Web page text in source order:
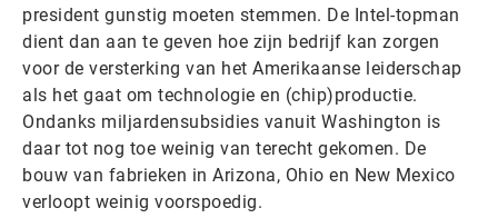
president gunstig moeten stemmen. De Intel-topman
dient dan aan te geven hoe zijn bedrijf kan zorgen
voor de versterking van het Amerikaanse leiderschap
als het gaat om technologie en (chip)productie.
Ondanks miljardensubsidies vanuit Washington is
daar tot nog toe weinig van terecht gekomen. De
bouw van fabrieken in Arizona, Ohio en New Mexico
verloopt weinig voorspoedig.